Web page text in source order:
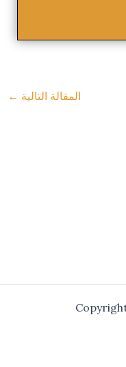
المقالة التالية ←